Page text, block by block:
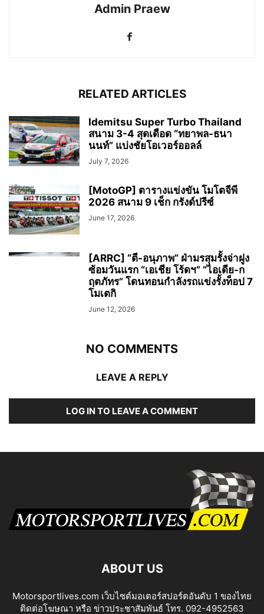
Admin Praew
RELATED ARTICLES
Idemitsu Super Turbo Thailand
สนาม 3-4 สุดเดือด “ทยาพล-ธนา
นนท์” แบ่งชัยโอเวอร์ออลล์
July 7, 2026
[MotoGP] ตารางแข่งขัน โมโตจีพี
2026 สนาม 9 เช็ก กรังด์ปรีซ์
June 17, 2026
[ARRC] “ตี-อนุภาพ” ฝ่ามรสุมรั้งจ่าฝูง
ซ้อมวันแรก “เอเชีย โร้ดฯ” “ไอเดีย-ก
ฤตภัทร” โดนทอนกำลังรถแข่งรั้งท็อป 7
โมเตกิ
June 12, 2026
NO COMMENTS
LEAVE A REPLY
LOG IN TO LEAVE A COMMENT
ABOUT US
Motorsportlives.com เว็บไซต์มอเตอร์สปอร์ตอันดับ 1 ของไทย
ติดต่อโฆษณา หรือ ข่าวประชาสัมพันธ์ โทร. 092-4952563